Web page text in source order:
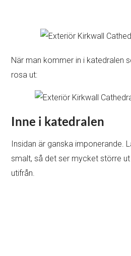
När man kommer in i katedralen
rosa ut:
Inne i katedralen
Insidan är ganska imponerande.
smalt, så det ser mycket större
utifrån.